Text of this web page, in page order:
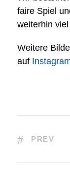
faire Spiel
weiterhin
Weitere
auf
PREV